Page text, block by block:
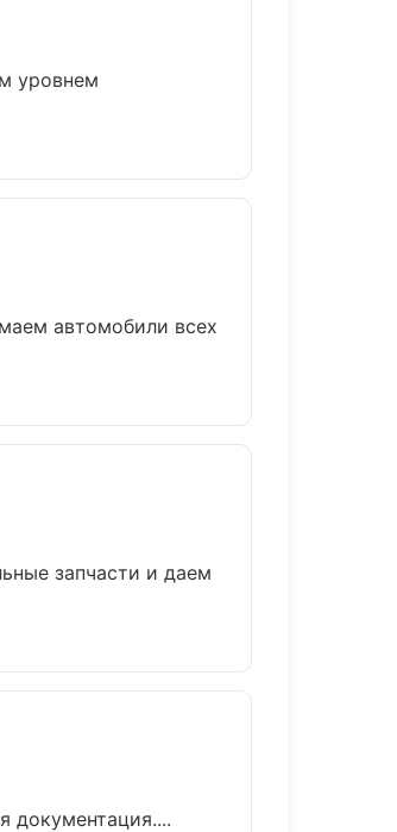
уровнем
автомобили всех
запчасти и даем
документация....